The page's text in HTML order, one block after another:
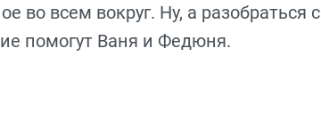
во всем вокруг. Ну, а разобраться с
помогут Ваня и Федюня.